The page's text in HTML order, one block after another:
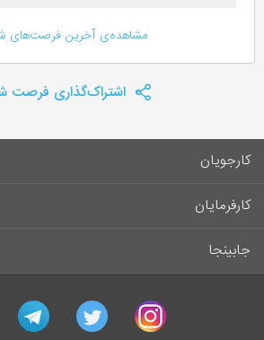
مشاهده‌ی آخرین فرصت‌های
اشتراک‌گذاری فرصت
کارجویان
سوالات متداول کارجویان
لیست مشاغل
آگهی‌های استخدام
کارفرمایان
راهنمای ثبت آگهی استخدام
قوانین و مقررات کارفرمایان
جابینجا
جابینجا در رسانه‌ها
instagram
twitter
telegram